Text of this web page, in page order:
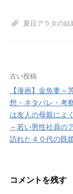
夏目アラタの結
投
稿
ナ
ビ
シ
古い投稿
【漫画】金魚妻～
想・ネタバレ・考
は友人の母親によ
～若い男性社員の
訪れた４０代の既
コメントを残す